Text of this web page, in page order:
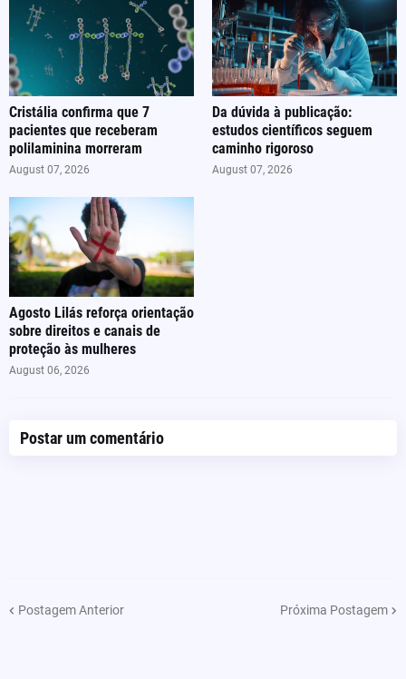
Cristália confirma que 7
pacientes que receberam
polilaminina morreram
August 07, 2026
Da dúvida à publicação:
estudos científicos seguem
caminho rigoroso
August 07, 2026
Agosto Lilás reforça orientação
sobre direitos e canais de
proteção às mulheres
August 06, 2026
Postar um comentário
Postagem Anterior Próxima Postagem